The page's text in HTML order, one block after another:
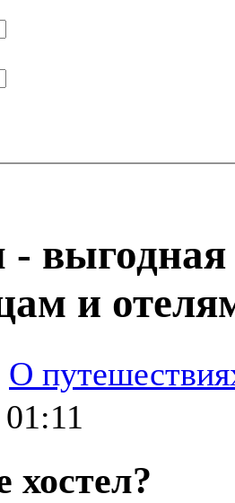
выгодная
и
О
хостел?